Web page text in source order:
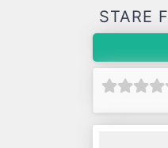
STARE